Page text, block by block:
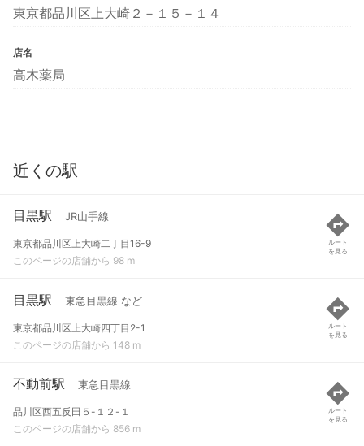
東京都品川区上大崎２－１５－１４
店名
高木薬局
近くの駅
目黒駅 JR山手線
東京都品川区上大崎二丁目16-9
このページの店舗から 98 m
ルート
を見る
目黒駅 東急目黒線 など
東京都品川区上大崎四丁目2-1
このページの店舗から 148 m
ルート
を見る
不動前駅 東急目黒線
品川区西五反田５-１２-１
このページの店舗から 856 m
ルート
を見る